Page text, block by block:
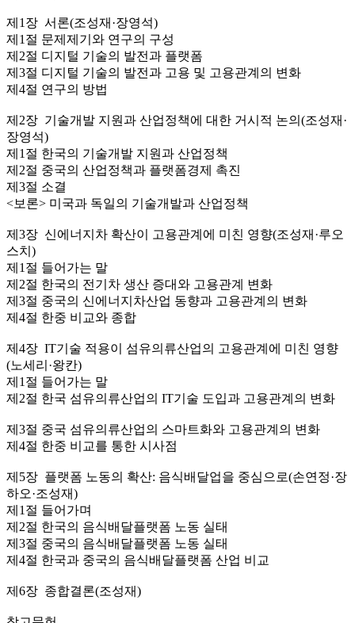
제1장 서론(조성재·장영석)
제1절 문제제기와 연구의 구성
제2절 디지털 기술의 발전과 플랫폼
제3절 디지털 기술의 발전과 고용 및 고용관계의 변화
제4절 연구의 방법
제2장 기술개발 지원과 산업정책에 대한 거시적 논의(조성재·
장영석)
제1절 한국의 기술개발 지원과 산업정책
제2절 중국의 산업정책과 플랫폼경제 촉진
제3절 소결
<보론> 미국과 독일의 기술개발과 산업정책
제3장 신에너지차 확산이 고용관계에 미친 영향(조성재·루오
스치)
제1절 들어가는 말
제2절 한국의 전기차 생산 증대와 고용관계 변화
제3절 중국의 신에너지차산업 동향과 고용관계의 변화
제4절 한중 비교와 종합
제4장 IT기술 적용이 섬유의류산업의 고용관계에 미친 영향
(노세리·왕칸)
제1절 들어가는 말
제2절 한국 섬유의류산업의 IT기술 도입과 고용관계의 변화
제3절 중국 섬유의류산업의 스마트화와 고용관계의 변화
제4절 한중 비교를 통한 시사점
제5장 플랫폼 노동의 확산: 음식배달업을 중심으로(손연정·장
하오·조성재)
제1절 들어가며
제2절 한국의 음식배달플랫폼 노동 실태
제3절 중국의 음식배달플랫폼 노동 실태
제4절 한국과 중국의 음식배달플랫폼 산업 비교
제6장 종합결론(조성재)